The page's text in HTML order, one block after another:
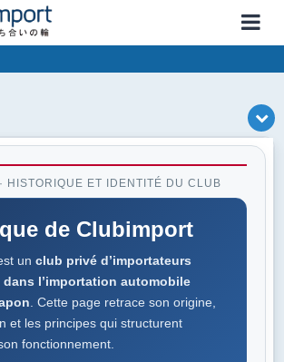
HISTORIQUE ET IDENTITÉ DU CLUB
de Clubimport
un club privé d’importateurs
l’importation automobile
. Cette page retrace son origine,
et les principes qui structurent
fonctionnement.